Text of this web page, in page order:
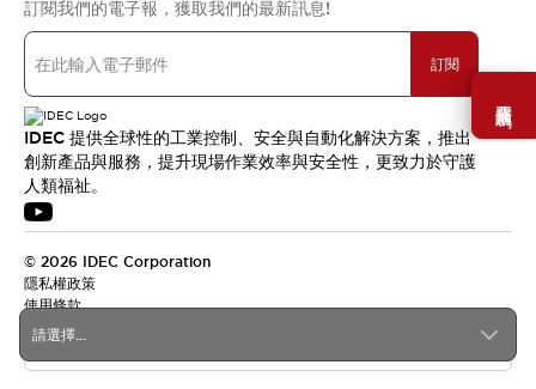
需要幫助嗎？
請選擇...
訂閱我們的電子報，獲取我們的最新訊息!
訂閱
IDEC 提供全球性的工業控制、安全與自動化解決方案，推出
創新產品與服務，提升現場作業效率與安全性，更致力於守護
人類福祉。
© 2026 IDEC Corporation
隱私權政策
使用條款
台灣